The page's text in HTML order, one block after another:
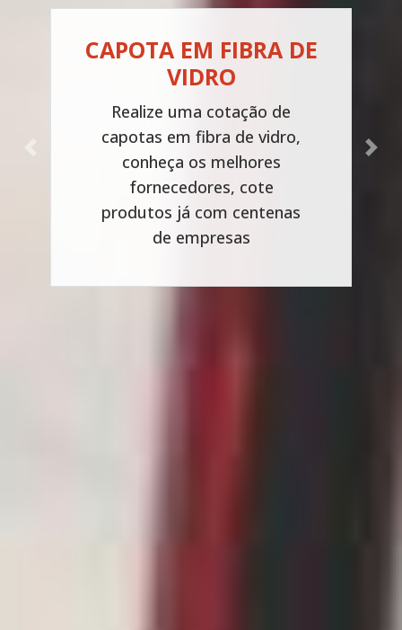
CAPOTA EM FIBRA DE
VIDRO
Realize uma cotação de
capotas em fibra de vidro,
conheça os melhores
fornecedores, cote
produtos já com centenas
de empresas
Next